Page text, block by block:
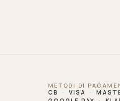
METODI DI
CB
· VISA ·